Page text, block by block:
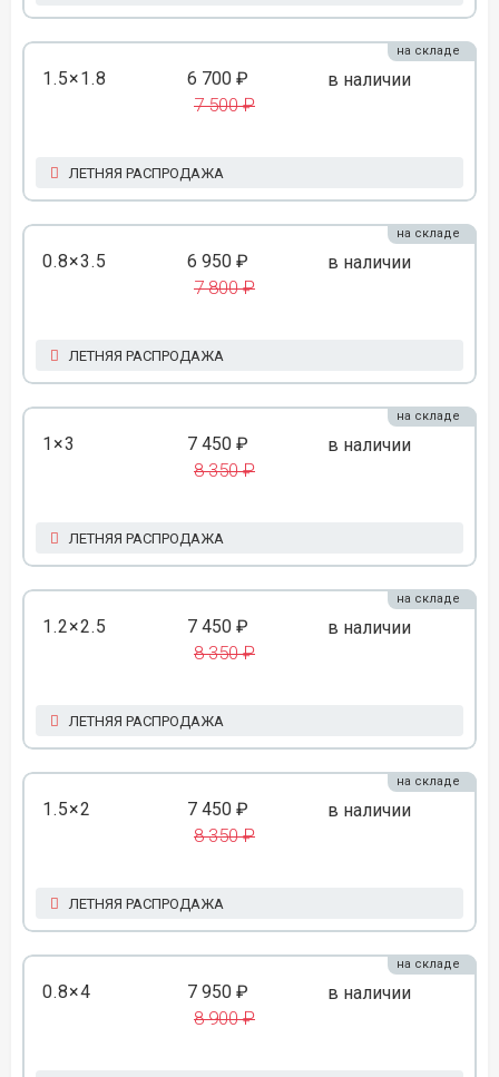
1.5×1.8 6 700 ₽
7 500 ₽
в наличии
на складе
ЛЕТНЯЯ РАСПРОДАЖА
0.8×3.5 6 950 ₽
7 800 ₽
в наличии
на складе
ЛЕТНЯЯ РАСПРОДАЖА
1×3 7 450 ₽
8 350 ₽
в наличии
на складе
ЛЕТНЯЯ РАСПРОДАЖА
1.2×2.5 7 450 ₽
8 350 ₽
в наличии
на складе
ЛЕТНЯЯ РАСПРОДАЖА
1.5×2 7 450 ₽
8 350 ₽
в наличии
на складе
ЛЕТНЯЯ РАСПРОДАЖА
0.8×4 7 950 ₽
8 900 ₽
в наличии
на складе